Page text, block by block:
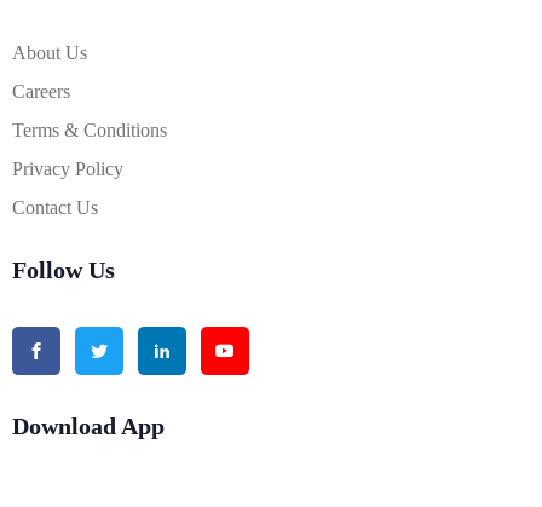
About Us
Careers
Terms & Conditions
Privacy Policy
Contact Us
Follow Us
Download App